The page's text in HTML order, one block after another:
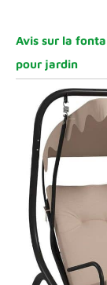
Avis sur la
pour jardin